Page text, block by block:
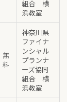
組合 横
浜教室
無
料
神奈川県
ファイナ
ンシャル
プランナ
ーズ協同
組合 横
浜教室